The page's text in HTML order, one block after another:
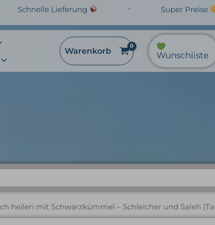
Schnelle Lieferung Super Preise
Warenkorb Wunschliste
heilen mit Schwarzkümmel – Schleicher und Saleh